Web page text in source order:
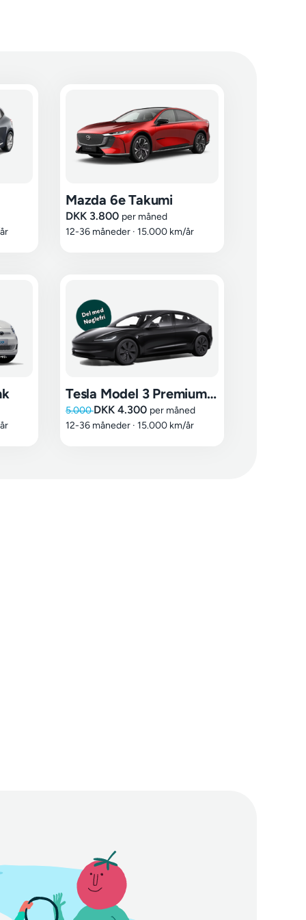
Mazda 6e Takumi
DKK 3.800 per måned
12-36 måneder · 15.000 km/år
Tesla Model 3 Premium LR RWD
5.000DKK 4.300 per måned
12-36 måneder · 15.000 km/år